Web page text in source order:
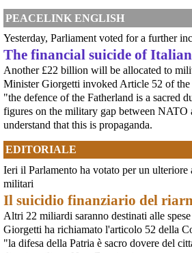
Sudan23 giugno 2026GINEVRA – Un rapporto
delle Nazioni Unite pubblicato martedì mette a
della violenza sessuale legata al confl
[News] Accordo di cooperazione militare fra
Uniti. Ecco i nomi dei senatori che non hanno
in cui sono coinvolti gli Emirati Arabi Uniti
E' stato approvato - prima con il voto della
Senato - l'accordo di cooperazione militare fra
Uniti, il cui coinvolgimento nel genocidio del
parte dell'ONU (vedere appendice).Ciò che
[News] Caccia di sesta generazione GCAP, c'è
fermarlo
Ecco le scadenze e i punti deboli del
giorni da una scadenza cruciale per il
Programme), il costosissimo caccia di sesta
Italia, Regno Unito e Giappone, si apre una
movimento
[News] Armi nucleari ad Aviano, cosa ha
Il Giudice per le Indagini Preliminari del
riservarsi sulla richiesta di opposizione
gruppo di cittadini e associazioni riguardo alla
PEACELINK ENGLISH
Yesterday, Parliament voted for a further
The financial suicide of
Another £22 billion will be allocated to
Minister Giorgetti invoked Article 52 of the
"the defence of the Fatherland is a sacred
figures on the military gap between NATO
understand that this is propaganda.
EDITORIALE
Ieri il Parlamento ha votato per un ulteriore
militari
Il suicidio finanziario del
Altri 22 miliardi saranno destinati alle
Giorgetti ha richiamato l'articolo 52 della
"la difesa della Patria è sacro dovere del